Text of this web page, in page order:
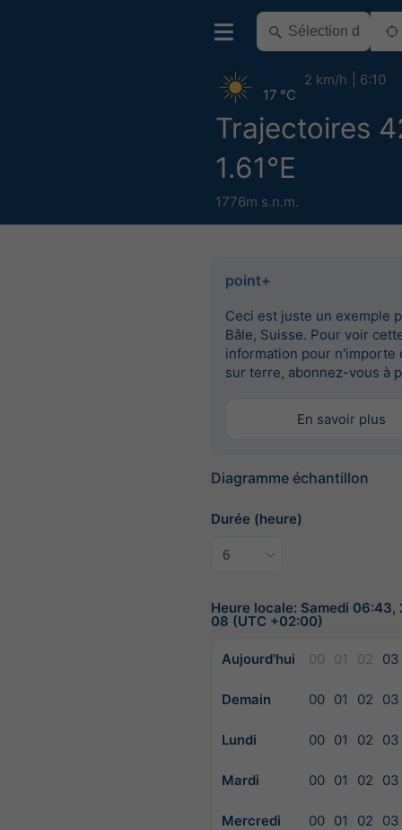
Trajectoires
1.61°E
1776m s.n.m.
17 °C
2 km/h 6:10
point+
Ceci est juste un exemple
Bâle, Suisse. Pour voir
information pour n'importe
sur terre, abonnez-vous à
En savoir plus
Diagramme échantillon
Durée (heure)
Heure locale: Samedi
08 (UTC +02:00)
Aujourd'hui 00 01 02 03
Demain 00 01 02 03
Lundi 00 01 02 03
Mardi 00 01 02 03
Mercredi 00 01 02 03